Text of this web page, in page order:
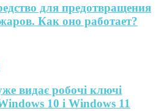
для предотвращения
Как оно работает?
видає робочі ключі
10 і Windows 11